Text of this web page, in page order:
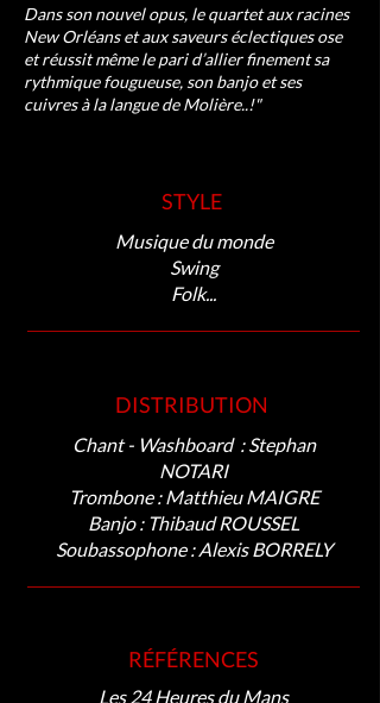
Dans son nouvel opus, le quartet aux racines
New Orléans et aux saveurs éclectiques ose
et réussit même le pari d’allier finement sa
rythmique fougueuse, son banjo et ses
cuivres à la langue de Molière..!"
STYLE
Musique du monde
Swing
Folk...
DISTRIBUTION
Chant - Washboard : Stephan
NOTARI
Trombone : Matthieu MAIGRE
Banjo : Thibaud ROUSSEL
Soubassophone : Alexis BORRELY
RÉFÉRENCES
Les 24 Heures du Mans